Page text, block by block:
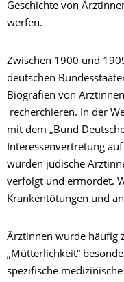
Geschichte von
werfen.
Zwischen 1900 und
deutschen
Biografien von
recherchieren. In der
mit dem „Bund
Interessenvertretung
wurden jüdische
verfolgt und ermordet.
Krankentötungen und
Ärztinnen wurde häufig
„Mütterlichkeit“
spezifische